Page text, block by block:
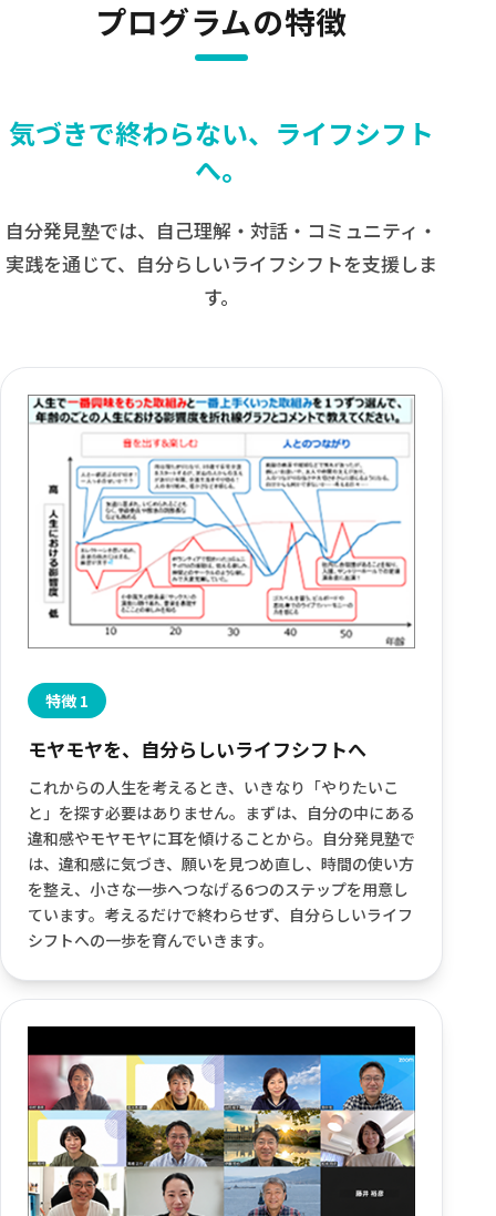
プログラムの特徴
気づきで終わらない、ライフシフト
へ。
自分発見塾では、自己理解・対話・コミュニティ・
実践を通じて、自分らしいライフシフトを支援しま
す。
特徴 1
モヤモヤを、自分らしいライフシフトへ
これからの人生を考えるとき、いきなり「やりたいこ
と」を探す必要はありません。まずは、自分の中にある
違和感やモヤモヤに耳を傾けることから。自分発見塾で
は、違和感に気づき、願いを見つめ直し、時間の使い方
を整え、小さな一歩へつなげる6つのステップを用意し
ています。考えるだけで終わらせず、自分らしいライフ
シフトへの一歩を育んでいきます。